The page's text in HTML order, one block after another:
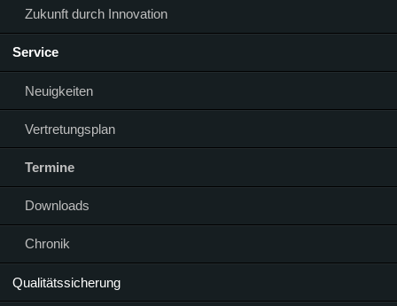
Zukunft durch Innovation
Service
Neuigkeiten
Vertretungsplan
Termine
Downloads
Chronik
Qualitätssicherung